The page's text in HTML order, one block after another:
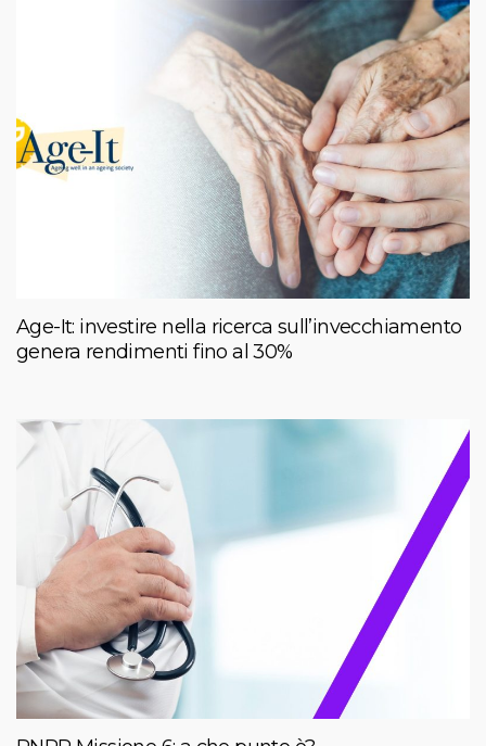
Age-It: investire nella ricerca sull’invecchiamento
genera rendimenti fino al 30%